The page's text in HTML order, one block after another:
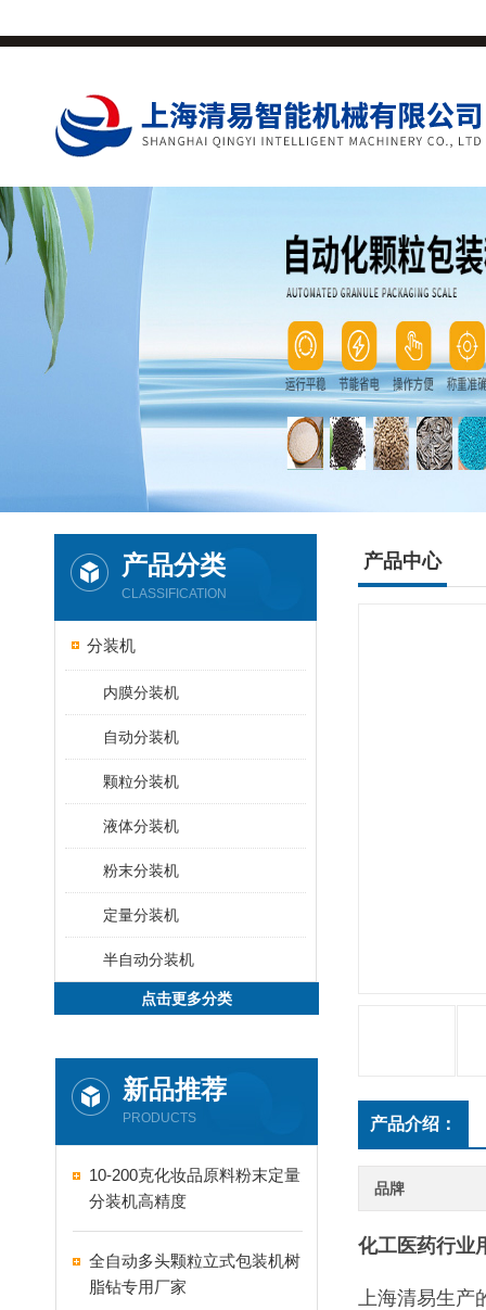
产品分类
CLASSIFICATION
分装机
内膜分装机
自动分装机
颗粒分装机
液体分装机
粉末分装机
定量分装机
半自动分装机
点击更多分类
新品推荐
PRODUCTS
10-200克化妆品原料粉末定量
分装机高精度
全自动多头颗粒立式包装机树
脂钻专用厂家
产品中心
产品介绍：
品牌
化工医药行业
上海清易生产